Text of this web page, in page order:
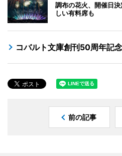
調布の花火、開催日
しい有料席も
コバルト文庫創刊50周年記
前の記事